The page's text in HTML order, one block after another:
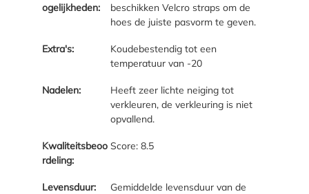
ogelijkheden:
beschikken Velcro straps om de
hoes de juiste pasvorm te geven.
Extra's:
Koudebestendig tot een
temperatuur van -20
Nadelen:
Heeft zeer lichte neiging tot
verkleuren, de verkleuring is niet
opvallend.
Kwaliteitsbeoo
rdeling:
Score: 8.5
Levensduur:
Gemiddelde levensduur van de